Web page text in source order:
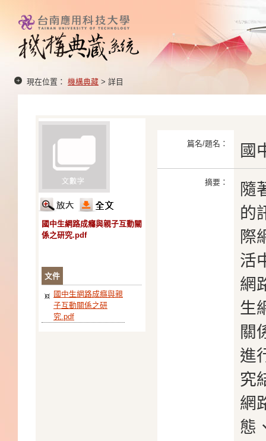
現在位置： 機構典藏 > 詳目
國中生網路成癮與親子互動關
係之研究.pdf
文件
國中生網路成癮與親
子互動關係之研
究.pdf
篇名/題名： 國
摘要：
隨
的
際
活
網
生
關
進
究
網
態